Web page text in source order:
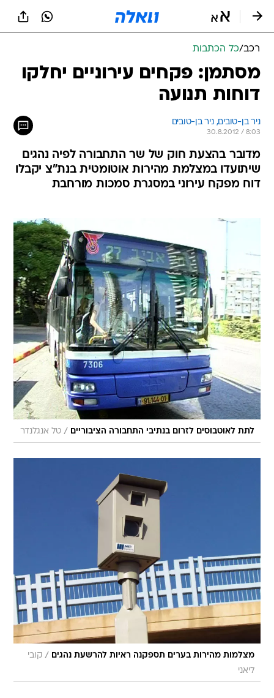
רכב/כל הכתבות
מסתמן: פקחים עירוניים יחלקו
דוחות תנועה
ניר בן-טובים, ניר בן-טובים
30.8.2012 / 8:03
מדובר בהצעת חוק של שר התחבורה לפיה נהגים
שיתועדו במצלמת מהירות אוטומטית בנת"צ יקבלו
דוח מפקח עירוני במסגרת סמכות מורחבת
לתת לאוטבוסים לזרום בנתיבי התחבורה הציבוריים / טל אנגלנדר
מצלמות מהירות בערים תספקנה ראיות להרשעת נהגים / קובי
ליאני